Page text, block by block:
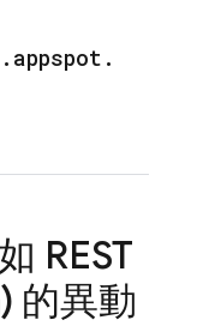
. appspot .
REST
的異動